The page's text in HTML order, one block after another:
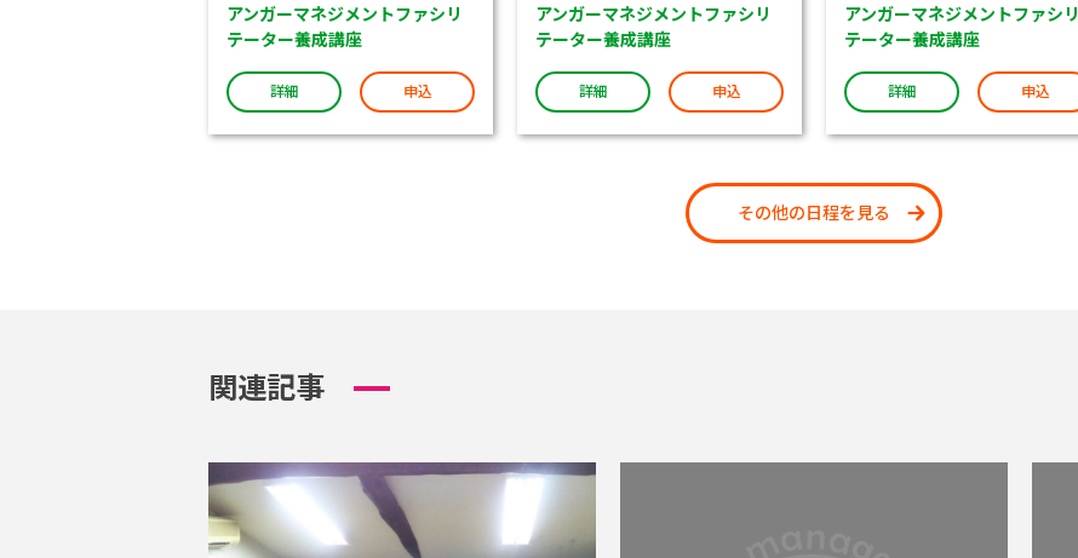
アンガーマネジメントファシリ
テーター養成講座
詳細 申込
アンガーマネジメントファシリ
テーター養成講座
詳細 申込
アンガーマネジメントファシリ
テーター養成講座
詳細 申込
その他の日程を見る
関連記事